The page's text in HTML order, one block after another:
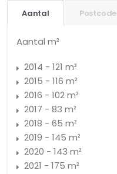
Aantal Postcode
Aantal m²
2014 - 121 m²
2015 - 116 m²
2016 - 102 m²
2017 - 83 m²
2018 - 65 m²
2019 - 145 m²
2020 - 143 m²
2021 - 175 m²